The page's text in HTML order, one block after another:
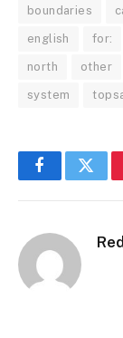
boundaries
english for:
north other
system
Facebook